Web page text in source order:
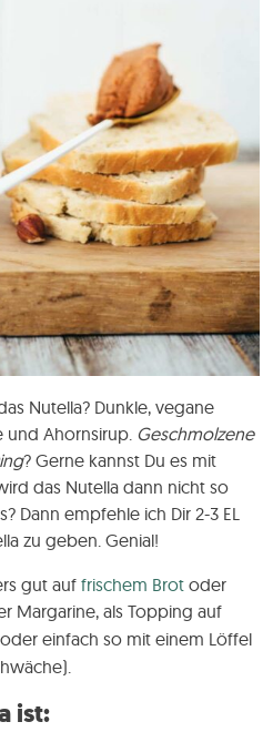
Nutella? Dunkle, vegane
Ahornsirup. Geschmolzene
? Gerne kannst Du es mit
das Nutella dann nicht so
Dann empfehle ich Dir 2-3 EL
zu geben. Genial!
gut auf frischem Brot oder
Margarine, als Topping auf
oder einfach so mit einem Löffel
ist: